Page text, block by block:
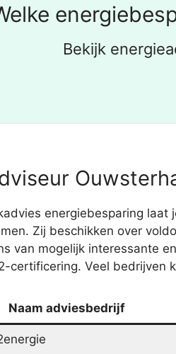
Bekijk
energiebesparing
Zij beschikken over
van mogelijk interessante
certificering. Veel bedrijven
Naam adviesbedrijf